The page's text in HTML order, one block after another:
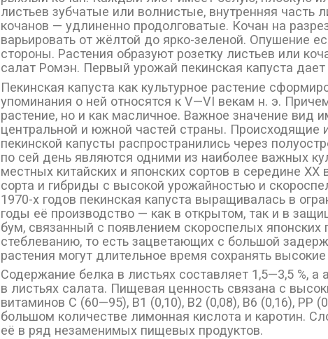
листьев зубчатые или волнистые, внутренняя часть
кочанов — удлиненно продолговатые. Кочан на
варьировать от жёлтой до ярко-зеленой. Опушение
стороны. Растения образуют розетку листьев или
салат Ромэн. Первый урожай пекинская капуста
Пекинская капуста как культурное растение
упоминания о ней относятся к V—VI векам н. э.
растение, но и как масличное. Важное значение вид
центральной и южной частей страны.
пекинской капусты распространились через
по сей день являются одними из наиболее важных
местных китайских и японских сортов в середине
сорта и гибриды с высокой урожайностью и
1970-х годов пекинская капуста выращивалась в
годы её производство — как в открытом, так и в
бум, связанный с появлением скороспелых
стеблеванию, то есть зацветающих с большой
растения могут длительное время сохранять
Содержание белка в листьях составляет 1,5—3,5 %,
в листьях салата. Пищевая ценность связана с
витаминов C (60—95), В1 (0,10), В2 (0,08), В6 (0,16), РР
большом количестве лимонная кислота и каротин.
её в ряд незаменимых пищевых продуктов.